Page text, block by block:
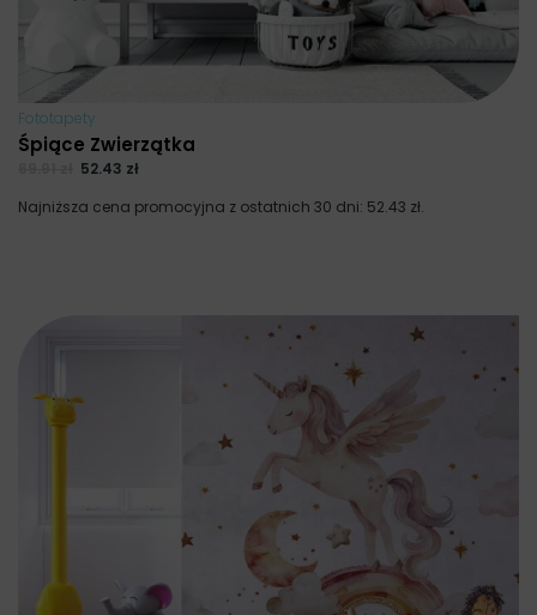
Fototapety
Śpiące Zwierzątka
52.43 zł
Najniższa cena promocyjna z ostatnich 30 dni: 52.43 zł.